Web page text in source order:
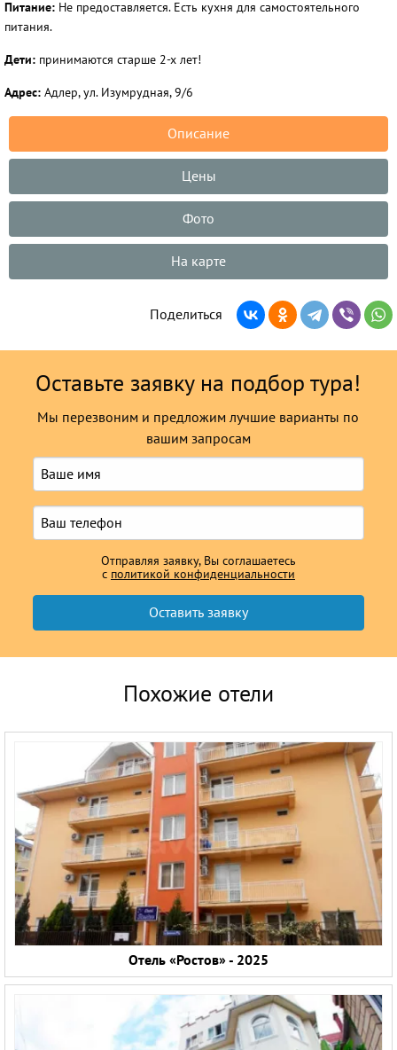
Питание: Не предоставляется. Есть кухня для самостоятельного
питания.
Дети: принимаются старше 2-х лет!
Адрес: Адлер, ул. Изумрудная, 9/6
Описание
Цены
Фото
На карте
Поделиться
Оставьте заявку на подбор тура!
Мы перезвоним и предложим лучшие варианты по
вашим запросам
Отправляя заявку, Вы соглашаетесь
с политикой конфиденциальности
Похожие отели
Отель «Ростов» - 2025